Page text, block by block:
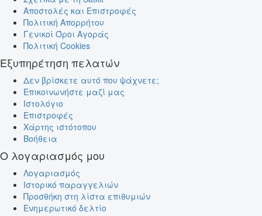
Αποστολές και Επιστροφές
Πολιτική Απορρήτου
Γενικοί Όροι Αγοράς
Πολιτική Cookies
Εξυπηρέτηση πελατών
Δεν βρίσκετε αυτό που ψάχνετε;
Επικοινωνήστε μαζί μας
Ιστολόγιο
Επιστροφές
Χάρτης ιστότοπου
Βοήθεια
Ο λογαριασμός μου
Λογαριασμός
Ιστορικό παραγγελιών
Προσθήκη στη λίστα επιθυμιών
Ενημερωτικό δελτίο